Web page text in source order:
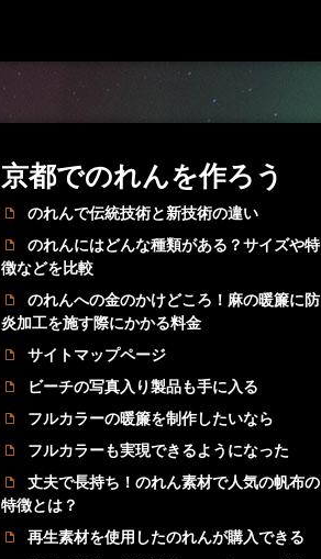
京都でのれんを作ろう
のれんで伝統技術と新技術の違い
のれんにはどんな種類がある？サイズや特
徴などを比較
のれんへの金のかけどころ！麻の暖簾に防
炎加工を施す際にかかる料金
サイトマップページ
ビーチの写真入り製品も手に入る
フルカラーの暖簾を制作したいなら
フルカラーも実現できるようになった
丈夫で長持ち！のれん素材で人気の帆布の
特徴とは？
再生素材を使用したのれんが購入できる